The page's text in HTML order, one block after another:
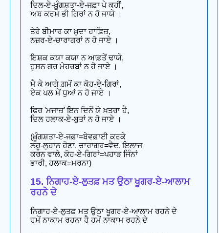
ਦਿਲ-ਏ-ਖ਼ੂੰਗਸ਼ਤਾ-ਏ-ਜਫ਼ਾ ਪੇ ਕਹੀਂ,
ਅਬ ਕਰਮ ਭੀ ਗਿਰਾਂ ਨ ਹੋ ਜਾਯੇ ।
ਤੇਰੇ ਬੀਮਾਰ ਕਾ ਖ਼ੁਦਾ ਹਾਫ਼ਿਜ਼,
ਨਜ਼ਰ-ਏ-ਚਾਰਾਗਰਾਂ ਨ ਹੋ ਜਾਏ ।
ਇਸ਼ਕ ਕਯਾ ਕਯਾ ਨ ਆਫ਼ਤੇਂ ਢਾਯੇ,
ਹੁਸਨ ਗਰ ਮੇਹਰਬਾਂ ਨ ਹੋ ਜਾਏ ।
ਮੈ ਕੇ ਆਗੇ ਗ਼ਮੋਂ ਕਾ ਕੋਹ-ਏ-ਗਿਰਾਂ,
ਏਕ ਪਲ ਮੇਂ ਧੁਆਂ ਨ ਹੋ ਜਾਏ ।
ਫਿਰ 'ਮਜਾਜ਼' ਇਨ ਦਿਨੋਂ ਯੇ ਖ਼ਤਰਾ ਹੈ,
ਦਿਲ ਹਲਾਕ-ਏ-ਬੁਤਾਂ ਨ ਹੋ ਜਾਏ ।
(ਖ਼ੂੰਗਸ਼ਤਾ-ਏ-ਜਫ਼ਾ=ਬੇਵਫ਼ਾਈ ਕਰਕੇ
ਲਹੂ-ਲੁਹਾਨ ਹੋਣਾ, ਚਾਰਾਗਰ=ਵੈਦ, ਇਲਾਜ
ਕਰਨ ਵਾਲੇ, ਕੋਹ-ਏ-ਗਿਰਾਂ=ਪਹਾੜ ਜਿੰਨਾਂ
ਭਾਰੀ, ਹਲਾਕ=ਮਰਨਾ)
15. ਨਿਗਾਹ-ਏ-ਲੁਤਫ਼ ਮਤ ਉਠਾ ਖੂਗਰ-ਏ-ਆਲਾਮ
ਰਹਨੇ ਦੇ
ਨਿਗਾਹ-ਏ-ਲੁਤਫ਼ ਮਤ ਉਠਾ ਖੂਗਰ-ਏ-ਆਲਾਮ ਰਹਨੇ ਦੇ
ਹਮੇਂ ਨਾਕਾਮ ਰਹਨਾ ਹੈ ਹਮੇਂ ਨਾਕਾਮ ਰਹਨੇ ਦੇ